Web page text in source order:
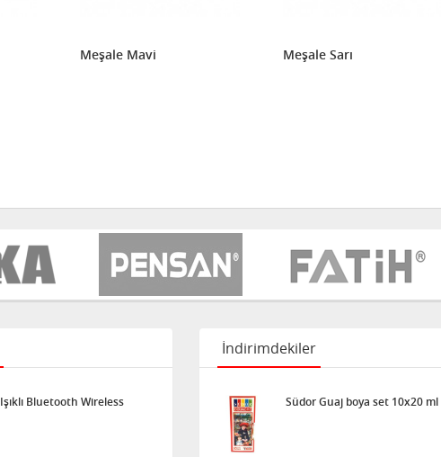
Meşale Mavi Meşale Sarı
İndirimdekiler
Südor Guaj boya set 10x20 ml